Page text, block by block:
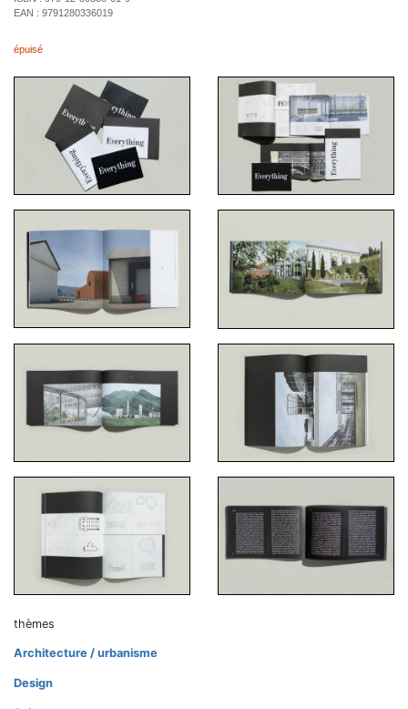
EAN : 9791280336019
épuisé
thèmes
Architecture / urbanisme
Design